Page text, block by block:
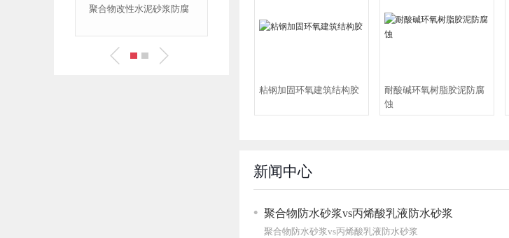
粘钢加固环氧建筑结构胶
耐酸碱环氧树脂胶泥防腐
蚀
新闻中心
聚合物防水砂浆vs丙烯酸乳液防水砂浆
聚合物防水砂浆vs丙烯酸乳液防水砂浆
聚合物改性水泥砂浆防腐